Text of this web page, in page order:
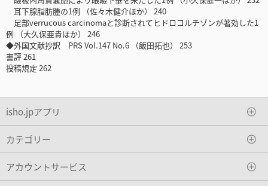
耳下腺脂肪腫の1例 （佐々木健介ほか） 240
足部verrucous carcinomaと診断されてヒドロコルチゾンが著効した1
例 （大久保亜貴ほか） 246
◆外国文献抄訳 PRS Vol.147 No.6 （飯田拓也） 253
書評 261
投稿規定 262
isho.jpアプリ
カテゴリー
アカウントサービス